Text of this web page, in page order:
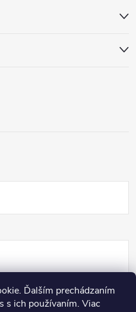
Ďalším prechádzaním
s ich používaním. Viac